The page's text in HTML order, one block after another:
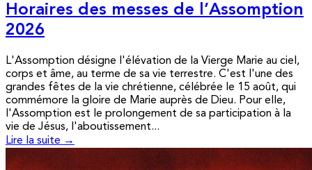
Horaires des messes de l’Assomption
2026
L'Assomption désigne l'élévation de la Vierge Marie au ciel,
corps et âme, au terme de sa vie terrestre. C'est l'une des
grandes fêtes de la vie chrétienne, célébrée le 15 août, qui
commémore la gloire de Marie auprès de Dieu. Pour elle,
l'Assomption est le prolongement de sa participation à la
vie de Jésus, l'aboutissement...
Lire la suite →